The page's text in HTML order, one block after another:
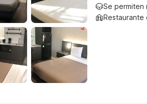
Se permiten
Restaurante